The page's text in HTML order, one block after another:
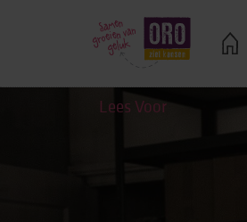
Veelgestelde vragen
Lees Voor